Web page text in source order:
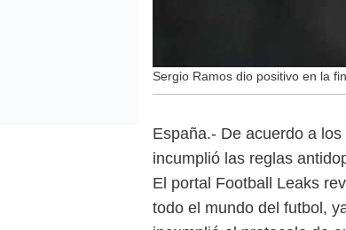
Sergio Ramos dio positivo en la
España.- De acuerdo a
incumplió las reglas
El portal Football Leaks
todo el mundo del futbol,